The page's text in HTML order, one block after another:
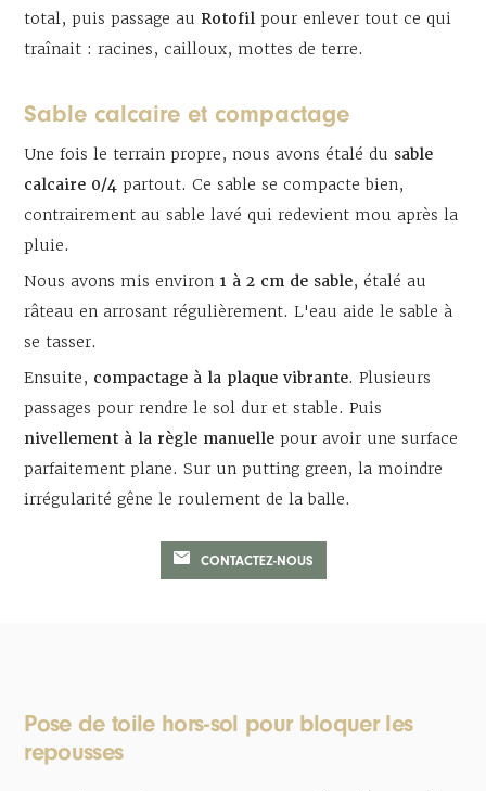
total, puis passage au Rotofil pour enlever tout ce qui
traînait : racines, cailloux, mottes de terre.
Sable calcaire et compactage
Une fois le terrain propre, nous avons étalé du sable
calcaire 0/4 partout. Ce sable se compacte bien,
contrairement au sable lavé qui redevient mou après la
pluie.
Nous avons mis environ 1 à 2 cm de sable, étalé au
râteau en arrosant régulièrement. L'eau aide le sable à
se tasser.
Ensuite, compactage à la plaque vibrante. Plusieurs
passages pour rendre le sol dur et stable. Puis
nivellement à la règle manuelle pour avoir une surface
parfaitement plane. Sur un putting green, la moindre
irrégularité gêne le roulement de la balle.
CONTACTEZ-NOUS
Pose de toile hors-sol pour bloquer les
repousses